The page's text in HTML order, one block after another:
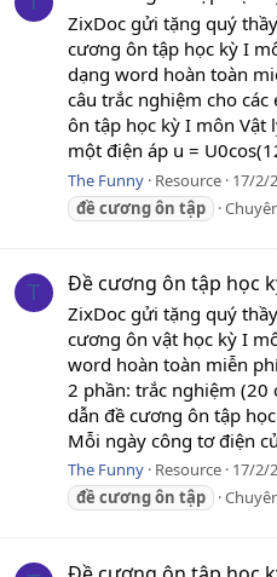
ZixDoc gửi tặng quý
cương ôn tập học kỳ I
dạng word hoàn toàn
câu trắc nghiệm cho
ôn tập học kỳ I môn Vật
một điện áp u =
The Funny Resource 17/2/
đề cươngôn tập
T Đề cương ôn tập học
ZixDoc gửi tặng quý
cương ôn vật học kỳ I
word hoàn toàn miễn
2 phần: trắc nghiệm (20
dẫn đề cương ôn tập
Mỗi ngày công tơ điện
The Funny Resource 17/2/
đề cươngôn tập